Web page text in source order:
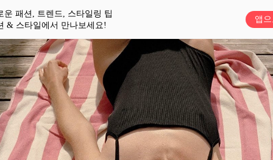
운 패션, 트렌드, 스타일링 팁
& 스타일에서 만나보세요!
앱